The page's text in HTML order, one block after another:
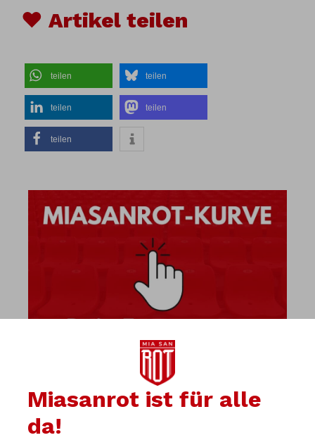
♥ Artikel teilen
teilen teilen
teilen teilen
teilen
Miasanrot ist für alle
da!